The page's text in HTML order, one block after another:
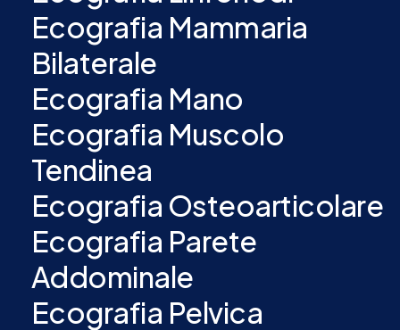
Ecografia Mammaria
Bilaterale
Ecografia Mano
Ecografia Muscolo
Tendinea
Ecografia Osteoarticolare
Ecografia Parete
Addominale
Ecografia Pelvica